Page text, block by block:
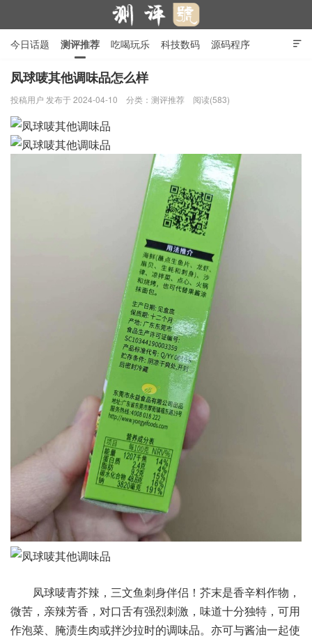

今日话题 测评推荐 吃喝玩乐 科技数码 源码程序
行业产品 在线投稿 隐私政策
凤球唛其他调味品怎么样
投稿用户 发布于 2024-04-10 分类： 测评推荐 阅读(583)
凤球唛青芥辣，三文鱼刺身伴侣！芥末是香辛料作物，
微苦，亲辣芳香，对口舌有强烈刺激，味道十分独特，可用
作泡菜、腌渍生肉或拌沙拉时的调味品。亦可与酱油一起使